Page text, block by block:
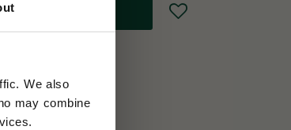
We also
may combine
Lägg till i favoriter